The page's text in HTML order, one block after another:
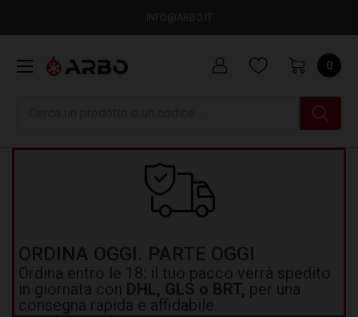
INFO@ARBO.IT
0
ORDINA OGGI. PARTE OGGI
Ordina entro le 18: il tuo pacco verrà spedito
in giornata con DHL, GLS o BRT, per una
consegna rapida e affidabile.